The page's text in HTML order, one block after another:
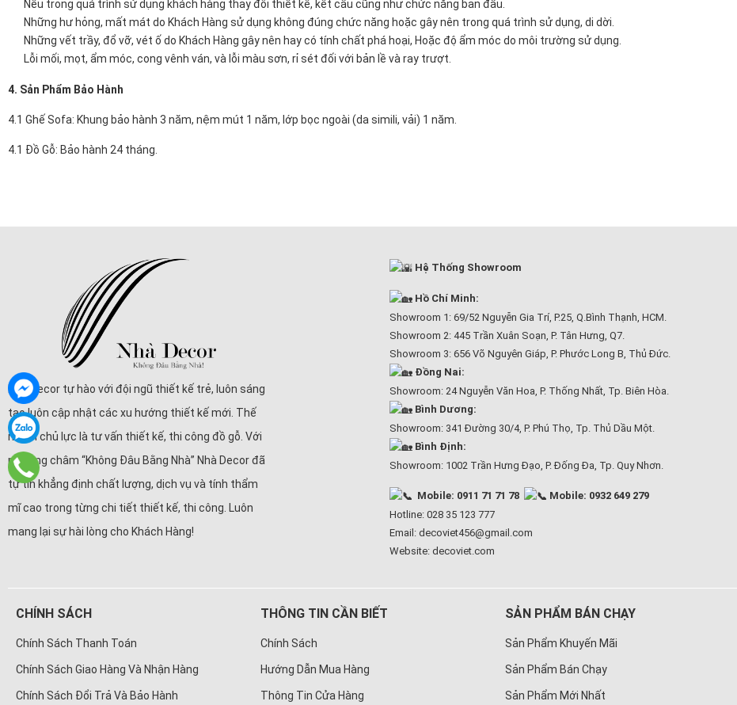
Nếu trong quá trình sử dụng khách hàng thay đổi thiết kế, kết cấu cũng như chức năng ban đầu.
Những hư hỏng, mất mát do Khách Hàng sử dụng không đúng chức năng hoặc gây nên trong quá trình sử dụng, di dời.
Những vết trầy, đổ vỡ, vét ố do Khách Hàng gây nên hay có tính chất phá hoại, Hoặc độ ẩm móc do môi trường sử dụng.
Lỗi mối, mọt, ẩm móc, cong vênh ván, và lỗi màu sơn, rỉ sét đối với bản lề và ray trượt.
4. Sản Phẩm Bảo Hành
4.1 Ghế Sofa: Khung bảo hành 3 năm, nệm mút 1 năm, lớp bọc ngoài (da simili, vải) 1 năm.
4.1 Đồ Gỗ: Bảo hành 24 tháng.
Nhà Decor tự hào với đội ngũ thiết kế trẻ, luôn sáng
tạo luôn cập nhật các xu hướng thiết kế mới. Thế
mạnh chủ lực là tư vấn thiết kế, thi công đồ gỗ. Với
phương châm “Không Đâu Bằng Nhà” Nhà Decor đã
tự tin khẳng định chất lượng, dịch vụ và tính thẩm
mĩ cao trong từng chi tiết thiết kế, thi công. Luôn
mang lại sự hài lòng cho Khách Hàng!
Hệ Thống Showroom
Hồ Chí Minh:
Showroom 1: 69/52 Nguyễn Gia Trí, P.25, Q.Bình Thạnh, HCM.
Showroom 2: 445 Trần Xuân Soạn, P. Tân Hưng, Q7.
Showroom 3: 656 Võ Nguyên Giáp, P. Phước Long B, Thủ Đức.
Đồng Nai:
Showroom: 24 Nguyễn Văn Hoa, P. Thống Nhất, Tp. Biên Hòa.
Bình Dương:
Showroom: 341 Đường 30/4, P. Phú Thọ, Tp. Thủ Dầu Một.
Bình Định:
Showroom: 1002 Trần Hưng Đạo, P. Đống Đa, Tp. Quy Nhơn.
Mobile: 0911 71 71 78
Mobile: 0932 649 279
Hotline: 028 35 123 777
Email: decoviet456@gmail.com
Website:decoviet.com
CHÍNH SÁCH
Chính Sách Thanh Toán
Chính Sách Giao Hàng Và Nhận Hàng
Chính Sách Đổi Trả Và Bảo Hành
THÔNG TIN CẦN BIẾT
Chính Sách
Hướng Dẫn Mua Hàng
Thông Tin Cửa Hàng
SẢN PHẨM BÁN CHẠY
Sản Phẩm Khuyến Mãi
Sản Phẩm Bán Chạy
Sản Phẩm Mới Nhất